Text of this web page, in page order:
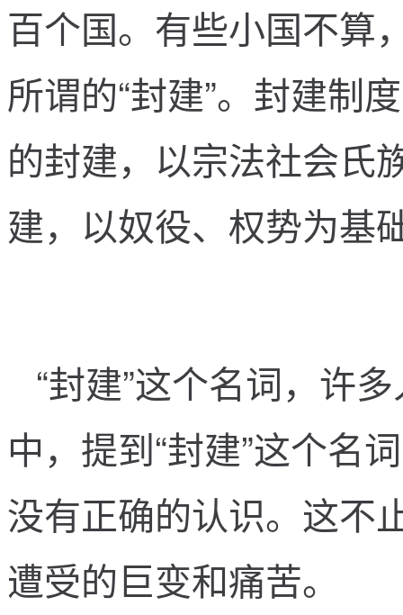
百个国。 有些小国不算
所谓的“封建”。 封建制度
的封建， 以宗法社会氏
建， 以奴役、 权势为基
“封建”这个名词， 许多
中， 提到“封建”这个名词
没有正确的认识。 这不
遭受的巨变和痛苦。